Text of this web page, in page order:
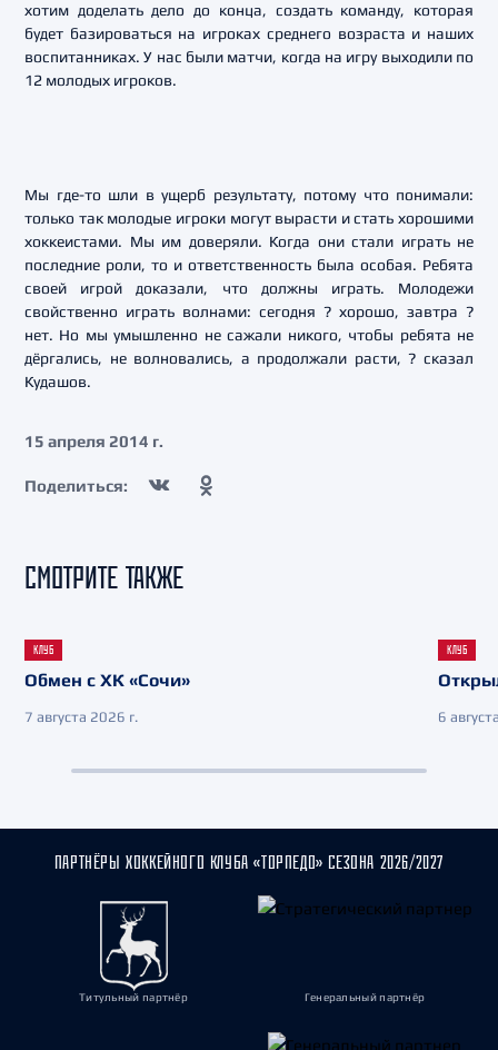
хотим доделать дело до конца, создать команду, которая
будет базироваться на игроках среднего возраста и наших
воспитанниках. У нас были матчи, когда на игру выходили по
12 молодых игроков.
Мы где-то шли в ущерб результату, потому что понимали:
только так молодые игроки могут вырасти и стать хорошими
хоккеистами. Мы им доверяли. Когда они стали играть не
последние роли, то и ответственность была особая. Ребята
своей игрой доказали, что должны играть. Молодежи
свойственно играть волнами: сегодня ? хорошо, завтра ?
нет. Но мы умышленно не сажали никого, чтобы ребята не
дёргались, не волновались, а продолжали расти, ? сказал
Кудашов.
15 апреля 2014 г.
Поделиться:
СМОТРИТЕ ТАКЖЕ
КЛУБ
Обмен с ХК «Сочи»
7 августа 2026 г.
КЛУБ
6
ПАРТНЁРЫ ХОККЕЙНОГО КЛУБА «ТОРПЕДО» СЕЗОНА 2026/2027
Титульный партнёр Генеральный партнёр